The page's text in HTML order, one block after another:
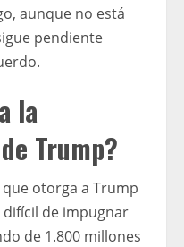
aunque no está
pendiente
la
Trump?
otorga a Trump
de impugnar
de 1.800 millones